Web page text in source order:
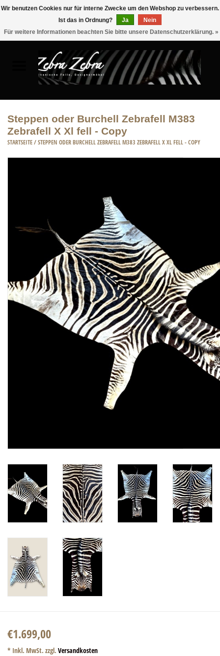
MÖBEL
WOHNACCESSOIRES
ACCESSOIRE
Steppen oder Burchell Zebrafell M383
Zebrafell X Xl fell - Copy
STARTSEITE/STEPPEN ODER BURCHELL ZEBRAFELL M383 ZEBRAFELL X XL FELL - COPY
€1.699,00
* Inkl. MwSt. zzgl. Versandkosten
Wir benutzen Cookies nur für interne Zwecke um den Webshop zu verbessern.
Ist das in Ordnung?
Ja
Nein
Für weitere Informationen beachten Sie bitte unsere Datenschutzerklärung. »